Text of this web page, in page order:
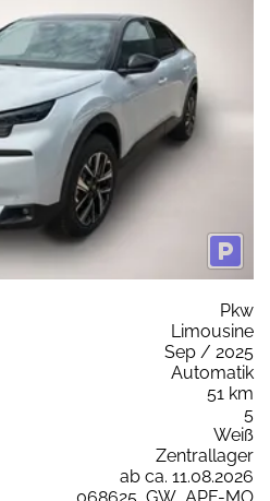
Pkw
Limousine
Sep / 2025
Automatik
51 km
5
Weiß
Zentrallager
ab ca. 11.08.2026